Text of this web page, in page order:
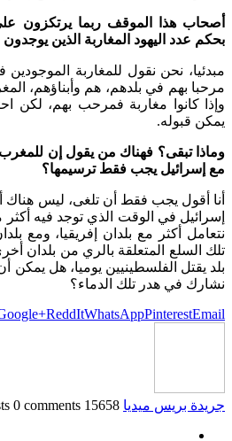
أصحاب هذا الموقف ربما يرتكزون
بحكم عدد اليهود المغاربة الذين
مبدئيا، نحن نقول للمغاربة الموجودين
مرحبا بهم في بلدهم، هم وأبناؤهم،
وإذا كانوا مغاربة فمرحب بهم، لكن
يمكن قبوله.
وماذا تبقى؟ فهناك من يقول إن
مع إسرائيل يجب فقط ترسيمها؟
أنا أقول يجب فقط أن تلغى، ليس هناك
نتعامل أكثر مع بلدان إفريقيا، ومع
تلك السلع المتعلقة بالري من بلدان
بلد يقتل الفلسطينيين يوميا، هل
نشارك في هدر تلك الدماء؟
ReddItWhatsAppPinterestEmail
جريدة بريس ميديا 15658 posts
0 comments